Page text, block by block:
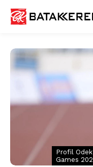
Profil
Games